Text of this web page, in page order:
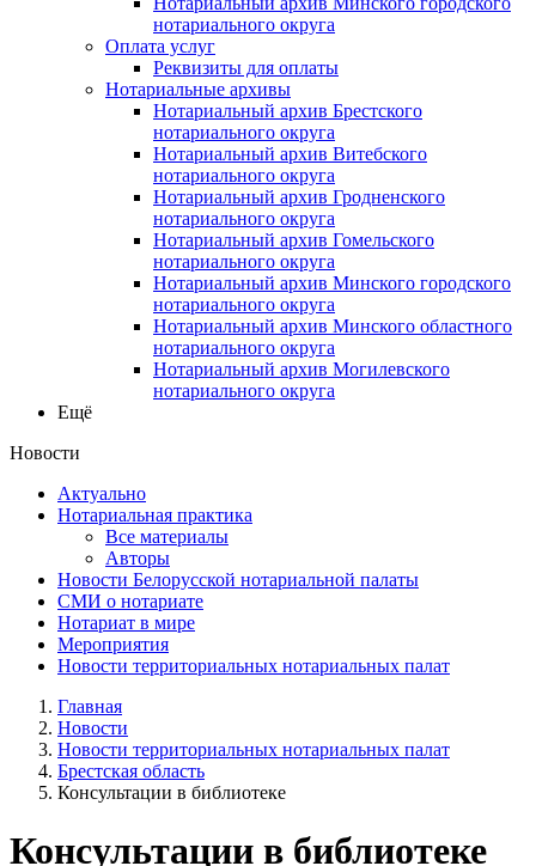
нотариального округа
Оплата услуг
Реквизиты для оплаты
Нотариальные архивы
Нотариальный архив Брестского
нотариального округа
Нотариальный архив Витебского
нотариального округа
Нотариальный архив Гродненского
нотариального округа
Нотариальный архив Гомельского
нотариального округа
Нотариальный архив Минского городского
нотариального округа
Нотариальный архив Минского областного
нотариального округа
Нотариальный архив Могилевского
нотариального округа
Ещё
Новости
Актуально
Нотариальная практика
Все материалы
Авторы
Новости Белорусской нотариальной палаты
СМИ о нотариате
Нотариат в мире
Мероприятия
Новости территориальных нотариальных палат
Главная
Новости
Новости территориальных нотариальных палат
Брестская область
Консультации в библиотеке
Консультации в библиотеке